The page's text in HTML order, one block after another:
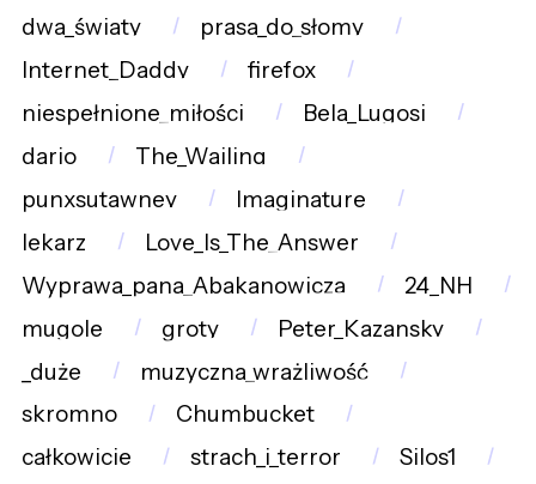
dwa_światy
prasa_do_słomy
Internet_Daddy
firefox
niespełnione_miłości
Bela_Lugosi
dario
The_Wailing
punxsutawney
Imaginature
lekarz
Love_Is_The_Answer
Wyprawa_pana_Abakanowicza
24_NH
mugole
groty
Peter_Kazansky
_duże
muzyczna_wrażliwość
skromno
Chumbucket
całkowicie
strach_i_terror
Silos1